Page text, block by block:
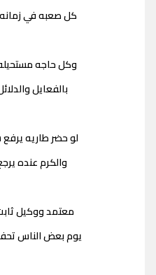
كل صعبه في
وكل حاجه
بالفعايل
لو حضر طاريه
والكرم عنده
معتمد ووكيل
يوم بعض الناس